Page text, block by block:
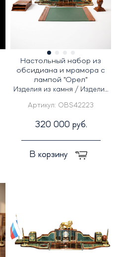
Настольный набор из
обсидиана и мрамора с
лампой "Орел"
Изделия из камня / Изделия
Артикул: OBS42223
320 000 руб.
В корзину